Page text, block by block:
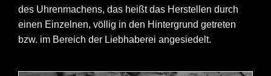
des Uhrenmachens, das heißt das Herstellen durch
einen Einzelnen, völlig in den Hintergrund getreten
bzw. im Bereich der Liebhaberei angesiedelt.